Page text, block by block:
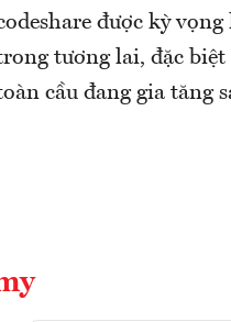
được kỳ
tương lai, đặc
cầu đang gia tăng